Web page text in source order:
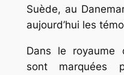
Suède, au
aujourd’hui les
Dans le royaume
sont marquées